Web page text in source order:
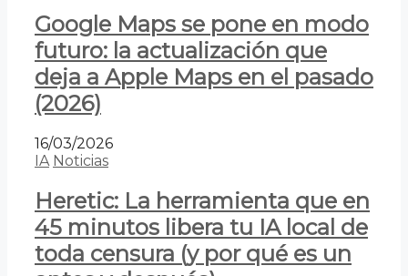
Google Maps se pone en modo
futuro: la actualización que
deja a Apple Maps en el pasado
(2026)
16/03/2026
IA Noticias
Heretic: La herramienta que en
45 minutos libera tu IA local de
toda censura (y por qué es un